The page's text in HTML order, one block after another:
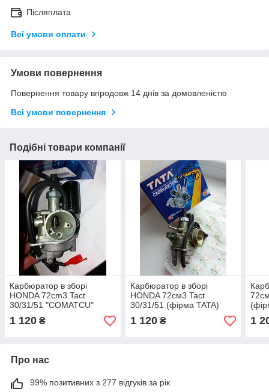
Післяплата
Всі умови оплати
Умови повернення
Повернення товару впродовж 14 днів за домовленістю
Всі умови повернення
Подібні товари компанії
Карбюратор в зборі
HONDA 72cm3 Tact
30/31/51 "СOMATCU"
1 120 ₴
Карбюратор в зборі
HONDA 72см3 Tact
30/31/51 (фірма TATA)
1 120₴ 1
Про нас
99% позитивних з 277 відгуків за рік